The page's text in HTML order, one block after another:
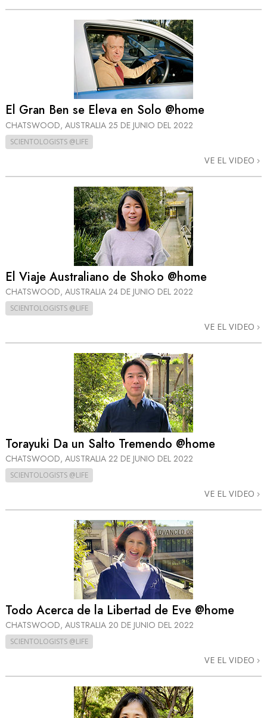
El Gran Ben se Eleva en Solo @home
CHATSWOOD, AUSTRALIA 25 DE JUNIO DEL 2022
SCIENTOLOGISTS @LIFE
VE EL VIDEO
El Viaje Australiano de Shoko @home
CHATSWOOD, AUSTRALIA 24 DE JUNIO DEL 2022
SCIENTOLOGISTS @LIFE
VE EL VIDEO
Torayuki Da un Salto Tremendo @home
CHATSWOOD, AUSTRALIA 22 DE JUNIO DEL 2022
SCIENTOLOGISTS @LIFE
VE EL VIDEO
Todo Acerca de la Libertad de Eve @home
CHATSWOOD, AUSTRALIA 20 DE JUNIO DEL 2022
SCIENTOLOGISTS @LIFE
VE EL VIDEO